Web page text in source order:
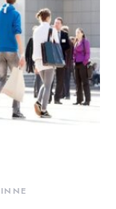
INNE